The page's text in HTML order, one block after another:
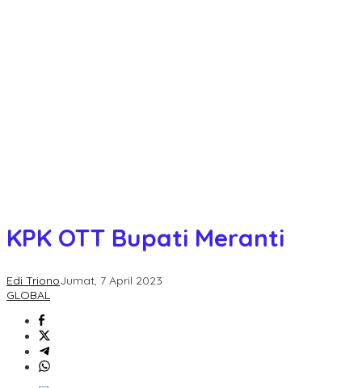
KPK OTT Bupati Meranti
Edi TrionoJumat, 7 April 2023
GLOBAL